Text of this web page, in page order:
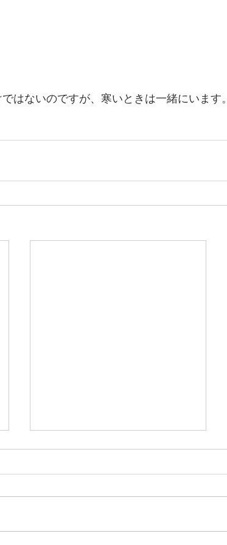
はないのですが、寒いときは一緒にいます。